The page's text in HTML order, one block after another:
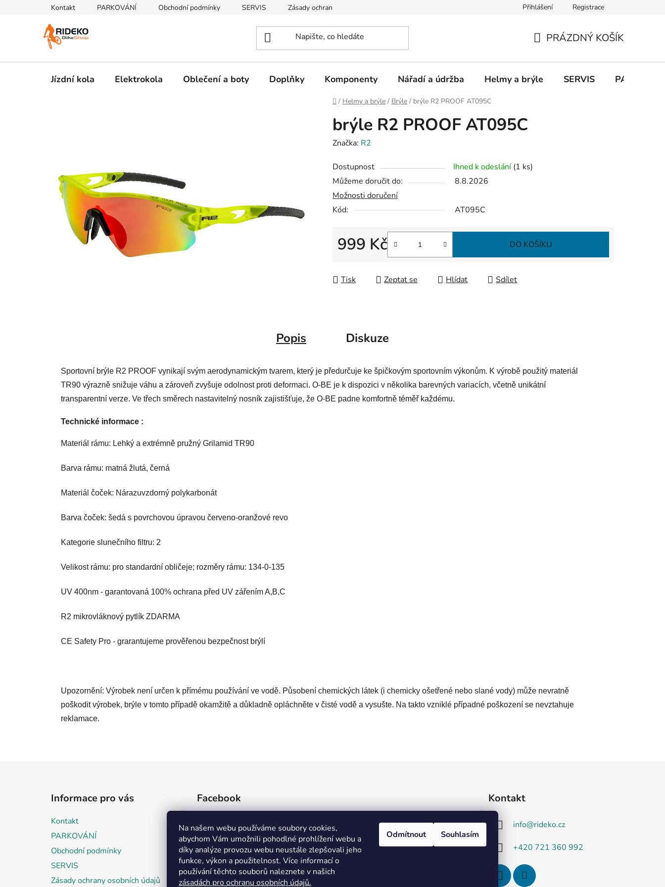
Na našem webu používáme soubory cookies,
abychom Vám umožnili pohodlné prohlížení webu a
díky analýze provozu webu neustále zlepšovali jeho
funkce, výkon a použitelnost. Více informací o
používání těchto souborů naleznete v našich
zásadách pro ochranu osobních údajů.
Odmítnout Souhlasím
Kontakt PARKOVÁNÍ Obchodní podmínky SERVIS Zásady ochrany osobních údajů Přihlášení Registrace
KOŠÍK
PRÁZDNÝ KOŠÍK
Jízdní kola Elektrokola Oblečení a boty Doplňky Komponenty Nářadí a údržba Helmy a brýle SERVIS
Domů
/ Helmy a brýle / Brýle / brýle R2 PROOF AT095C
brýle R2 PROOF AT095C
Značka: R2
Dostupnost Ihned k odeslání (1 ks)
Můžeme doručit do:
8.8.2026
Možnosti doručení
Kód:
AT095C
999 Kč DO KOŠÍKU
Tisk Zeptat se Hlídat Sdílet
Popis Diskuze
Sportovní brýle R2 PROOF vynikají svým aerodynamickým tvarem, který je předurčuje ke špičkovým sportovním výkonům. K výrobě použitý materiál
TR90 výrazně snižuje váhu a zároveň zvyšuje odolnost proti deformaci. O-BE je k dispozici v několika barevných variacích, včetně unikátní
transparentní verze. Ve třech směrech nastavitelný nosník zajistišťuje, že O-BE padne komfortně téměř každému.
Technické informace :
Materiál rámu: Lehký a extrémně pružný Grilamid TR90
Barva rámu: matná žlutá, černá
Materiál čoček: Nárazuvzdorný polykarbonát
Barva čoček: šedá s povrchovou úpravou červeno-oranžové revo
Kategorie slunečního filtru: 2
Velikost rámu: pro standardní obličeje; rozměry rámu: 134-0-135
UV 400nm - garantovaná 100% ochrana před UV zářením A,B,C
R2 mikrovláknový pytlík ZDARMA
CE Safety Pro - grarantujeme prověřenou bezpečnost brýlí
Upozornění: Výrobek není určen k přímému používání ve vodě. Působení chemických látek (i chemicky ošetřené nebo slané vody) může nevratně
poškodit výrobek, brýle v tomto případě okamžitě a důkladně opláchněte v čisté vodě a vysušte. Na takto vzniklé případné poškození se nevztahuje
reklamace.
Informace pro vás
Kontakt
PARKOVÁNÍ
Obchodní podmínky
SERVIS
Zásady ochrany osobních údajů
Facebook Kontakt
info@rideko.cz
+420 721 360 992